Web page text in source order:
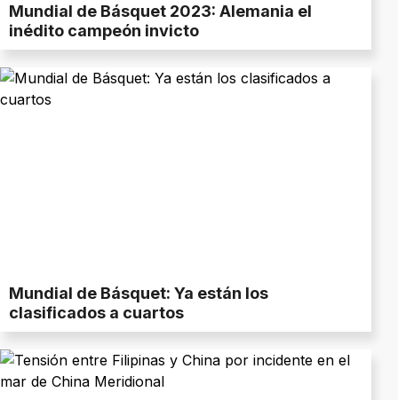
Mundial de Básquet 2023: Alemania el
inédito campeón invicto
Mundial de Básquet: Ya están los
clasificados a cuartos